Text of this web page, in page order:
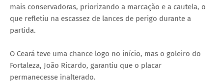
mais conservadoras, priorizando a marcação e a cautela, o
que refletiu na escassez de lances de perigo durante a
partida.
O Ceará teve uma chance logo no início, mas o goleiro do
Fortaleza, João Ricardo, garantiu que o placar
permanecesse inalterado.